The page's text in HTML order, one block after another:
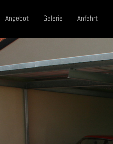
Angebot Galerie Anfahrt